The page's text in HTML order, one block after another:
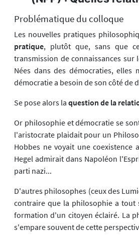
Problématique du colloque
Les nouvelles pratiques
pratique, plutôt que, sans que
transmission de connaissances
Nées dans des démocraties,
démocratie a besoin de son côté de
Se pose alors la question de la
Or philosophie et démocratie se
l'aristocrate plaidait pour un
Hobbes ne voyait une
Hegel admirait dans Napoléon
parti nazi...
D'autres philosophes (ceux des
contraire que la philosophie a
formation d'un citoyen éclairé. La
s'empare souvent de cette